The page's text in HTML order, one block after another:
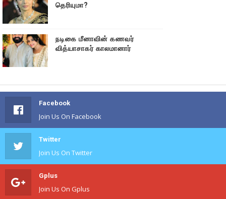
தெரியுமா?
நடிகை மீனாவின் கணவர்
வித்யாசாகர் காலமானார்
Facebook
Join Us On Facebook
Twitter
Join Us On Twitter
Gplus
Join Us On Gplus